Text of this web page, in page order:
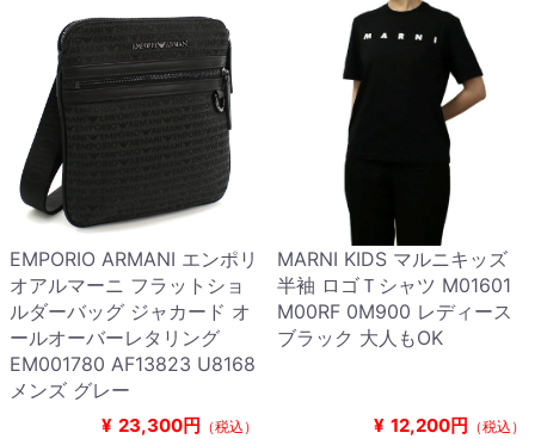
EMPORIO ARMANI エンポリ
オアルマーニ フラットショ
ルダーバッグ ジャカード オ
ールオーバーレタリング
EM001780 AF13823 U8168
メンズ グレー
¥ 23,300円 （税込）
MARNI KIDS マルニキッズ
半袖 ロゴＴシャツ M01601
M00RF 0M900 レディース
ブラック 大人もOK
¥ 12,200円 （税込）